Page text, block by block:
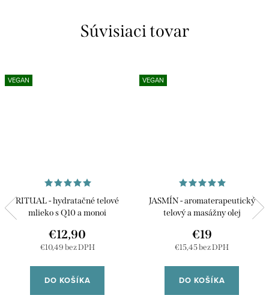
Súvisiaci tovar
VEGAN
RITUAL - hydratačné telové
mlieko s Q10 a monoi
€10,49 bez DPH
€12,90
DO KOŠÍKA
VEGAN
JASMÍN - aromaterapeutický
telový a masážny olej
€15,45 bez DPH
€19
DO KOŠÍKA